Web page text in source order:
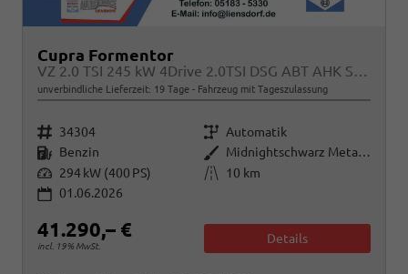
Cupra Formentor
VZ 2.0 TSI 245 kW 4Drive 2.0TSI DSG ABT AHK Sound
unverbindliche Lieferzeit: 19 Tage Fahrzeug mit Tageszulassung
Fahrzeugnr. 34304 Getriebe Automatik
Kraftstoff Benzin Außenfarbe
Midnightschwarz Metallic
Leistung 294 kW (400 PS) Kilometerstand
10 km
01.06.2026
41.290,– €
incl. 19% MwSt.
Details